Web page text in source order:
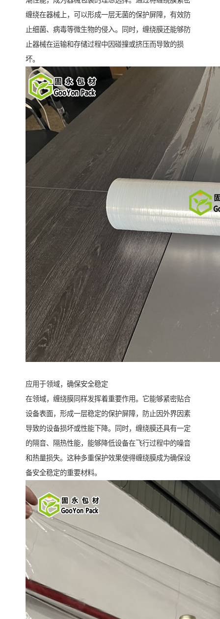
缠绕在器械上，可以形成一层无菌的保护屏障，有效防
止细菌、病毒等微生物的侵入。同时，缠绕膜还能够防
止器械在运输和存储过程中因碰撞或挤压而导致的损
坏。
应用于领域，确保安全稳定
在领域，缠绕膜同样发挥着重要作用。它能够紧密贴合
设备表面，形成一层稳定的保护屏障，防止因外界因素
导致的设备损坏或性能下降。同时，缠绕膜还具有一定
的隔音、隔热性能，能够降低设备在飞行过程中的噪音
和热量损失。这种多重保护效果使得缠绕膜成为确保设
备安全稳定的重要材料。